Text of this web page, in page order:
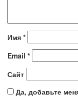
Имя *
Email *
Сайт
Да, добавьте